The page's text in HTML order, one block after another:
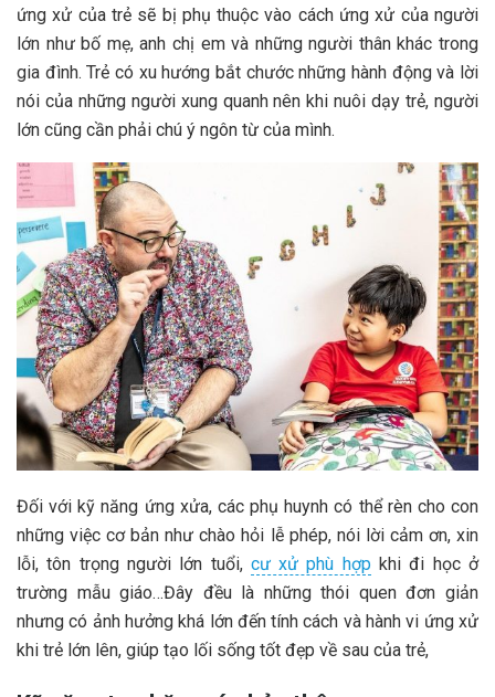
ứng xử của trẻ sẽ bị phụ thuộc vào cách ứng xử của người
lớn như bố mẹ, anh chị em và những người thân khác trong
gia đình. Trẻ có xu hướng bắt chước những hành động và lời
nói của những người xung quanh nên khi nuôi dạy trẻ, người
lớn cũng cần phải chú ý ngôn từ của mình.
Đối với kỹ năng ứng xửa, các phụ huynh có thể rèn cho con
những việc cơ bản như chào hỏi lễ phép, nói lời cảm ơn, xin
lỗi, tôn trọng người lớn tuổi, cư xử phù hợp khi đi học ở
trường mẫu giáo…Đây đều là những thói quen đơn giản
nhưng có ảnh hưởng khá lớn đến tính cách và hành vi ứng xử
khi trẻ lớn lên, giúp tạo lối sống tốt đẹp về sau của trẻ,